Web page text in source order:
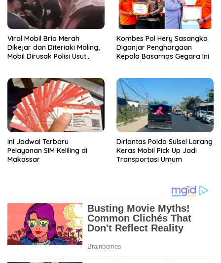
Viral Mobil Brio Merah
Dikejar dan Diteriaki Maling,
Mobil Dirusak Polisi Usut
Kombes Pol Hery Sasangka
Diganjar Penghargaan
Kepala Basarnas Gegara Ini
Ini Jadwal Terbaru
Pelayanan SIM Keliling di
Makassar
Dirlantas Polda Sulsel Larang
Keras Mobil Pick Up Jadi
Transportasi Umum